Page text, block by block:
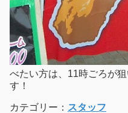
べたい方は、11時ごろが
す！
カテゴリー： スタッフ